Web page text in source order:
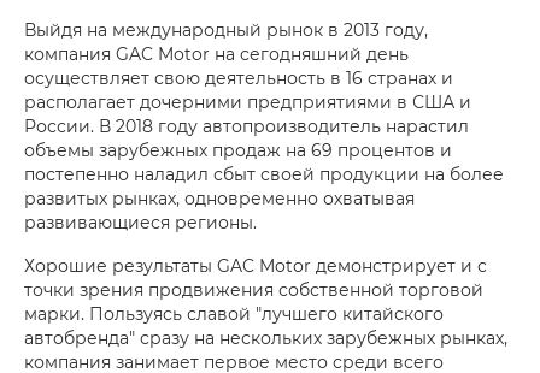
Выйдя на международный рынок в 2013 году,
компания GAC Motor на сегодняшний день
осуществляет свою деятельность в 16 странах и
располагает дочерними предприятиями в США и
России. В 2018 году автопроизводитель нарастил
объемы зарубежных продаж на 69 процентов и
постепенно наладил сбыт своей продукции на более
развитых рынках, одновременно охватывая
развивающиеся регионы.
Хорошие результаты GAC Motor демонстрирует и с
точки зрения продвижения собственной торговой
марки. Пользуясь славой "лучшего китайского
автобренда" сразу на нескольких зарубежных рынках,
компания занимает первое место среди всего